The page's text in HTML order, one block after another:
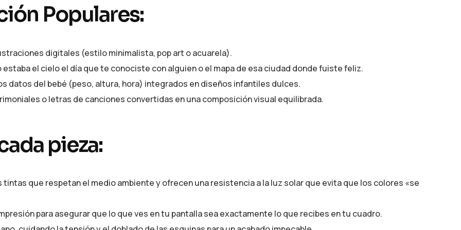
Populares:
digitales (estilo minimalista, pop art o acuarela).
el cielo el día que te conociste con alguien o el mapa de esa ciudad donde fuiste feliz.
datos del bebé (peso, altura, hora) integrados en diseños infantiles dulces.
o letras de canciones convertidas en una composición visual equilibrada.
pieza:
que respetan el medio ambiente y ofrecen una resistencia a la luz solar que evita que los colores «se
para asegurar que lo que ves en tu pantalla sea exactamente lo que recibes en tu cuadro.